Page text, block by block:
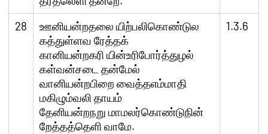
28
ஊனியன்றதலை யிற்பலிகொண்டுல
கத்துள்ளவ ரேத்தக்
கானியன்றகரி யின்உரிபோர்த்துழல்
கள்வன்சடை தன்மேல்
வானியன்றபிறை வைத்தஎம்மாதி
மகிழும்வலி தாயம்
தேனியன்றநறு மாமலர்கொண்டுநின்
றேத்தத்தெளி வாமே.
1.3.6